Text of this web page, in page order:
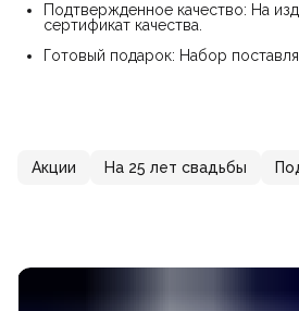
Подтвержденное качество: На
сертификат качества.
Готовый подарок: Набор
Акции На 25 лет свадьбы